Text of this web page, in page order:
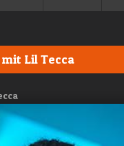
Lil Tecca